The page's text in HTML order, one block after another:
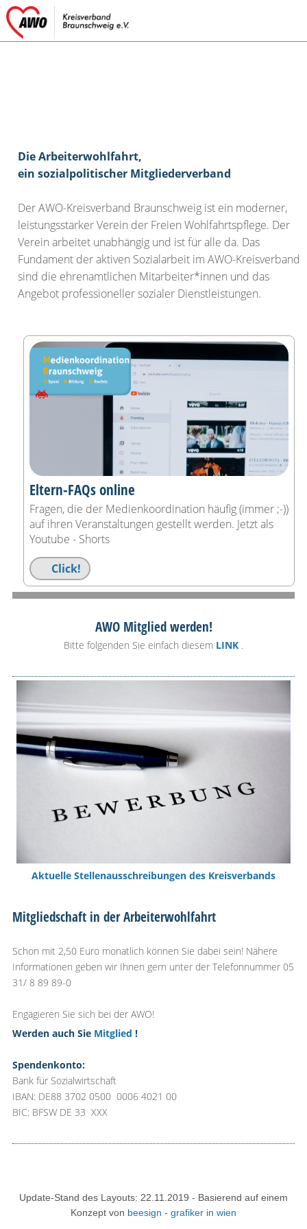
Die Arbeiterwohlfahrt,
ein sozialpolitischer Mitgliederverband
Der AWO-Kreisverband Braunschweig ist ein moderner,
leistungsstarker Verein der Freien Wohlfahrtspflege. Der
Verein arbeitet unabhängig und ist für alle da. Das
Fundament der aktiven Sozialarbeit im AWO-Kreisverband
sind die ehrenamtlichen Mitarbeiter*innen und das
Angebot professioneller sozialer Dienstleistungen.
Eltern-FAQs online
Fragen, die der Medienkoordination häufig (immer ;-))
auf ihren Veranstaltungen gestellt werden. Jetzt als
Youtube - Shorts
Click!
AWO Mitglied werden!
Bitte folgenden Sie einfach diesem LINK .
Aktuelle Stellenausschreibungen des Kreisverbands
Mitgliedschaft in der Arbeiterwohlfahrt
Schon mit 2,50 Euro monatlich können Sie dabei sein! Nähere
Informationen geben wir Ihnen gern unter der Telefonnummer 05
31/ 8 89 89-0
Engagieren Sie sich bei der AWO!
Werden auch Sie Mitglied !
Spendenkonto:
Bank für Sozialwirtschaft
IBAN: DE88 3702 0500 0006 4021 00
BIC: BFSW DE 33 XXX
Update-Stand des Layouts: 22.11.2019 - Basierend auf einem
Konzept von beesign - grafiker in wien